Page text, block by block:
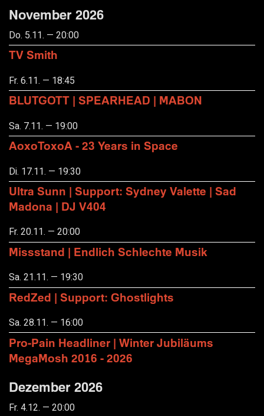
November 2026
Do. 5.11. — 20:00
TV Smith
Fr. 6.11. — 18:45
BLUTGOTT | SPEARHEAD | MABON
Sa. 7.11. — 19:00
AoxoToxoA - 23 Years in Space
Di. 17.11. — 19:30
Ultra Sunn | Support: Sydney Valette | Sad
Madona | DJ V404
Fr. 20.11. — 20:00
Missstand | Endlich Schlechte Musik
Sa. 21.11. — 19:30
RedZed | Support: Ghostlights
Sa. 28.11. — 16:00
Pro-Pain Headliner | Winter Jubiläums
MegaMosh 2016 - 2026
Dezember 2026
Fr. 4.12. — 20:00